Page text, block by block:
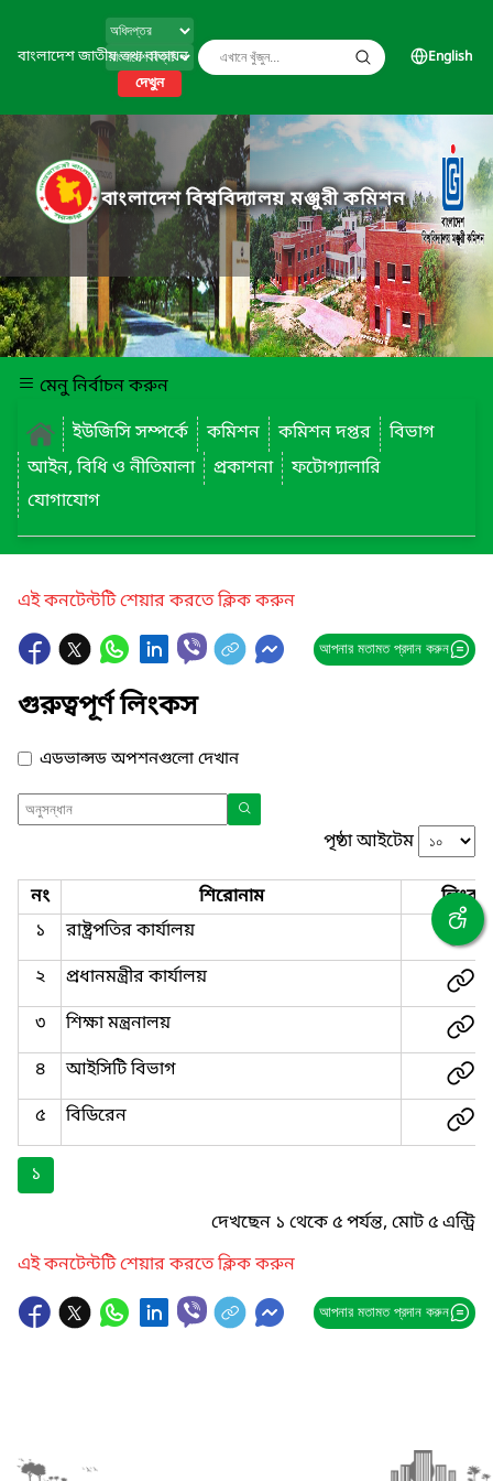
বাংলাদেশ জাতীয় তথ্য বাতায়ন
দেখুন
English
বাংলাদেশ বিশ্ববিদ্যালয় মঞ্জুরী কমিশন
মেনু নির্বাচন করুন
ইউজিসি সম্পর্কে
কমিশন কমিশন দপ্তর
বিভাগ
আইন, বিধি ও নীতিমালা
প্রকাশনা
ফটোগ্যালারি
যোগাযোগ
এই কনটেন্টটি শেয়ার করতে ক্লিক করুন
আপনার মতামত প্রদান করুন
গুরুত্বপূর্ণ লিংকস
এডভান্সড অপশনগুলো দেখান
পৃষ্ঠা আইটেম
নং শিরোনাম
লিংক
১
রাষ্ট্রপতির কার্যালয়
২
প্রধানমন্ত্রীর কার্যালয়
৩
শিক্ষা মন্ত্রনালয়
৪
আইসিটি বিভাগ
৫
বিডিরেন
১
দেখছেন ১ থেকে ৫ পর্যন্ত, মোট ৫ এন্ট্রি
এই কনটেন্টটি শেয়ার করতে ক্লিক করুন
আপনার মতামত প্রদান করুন